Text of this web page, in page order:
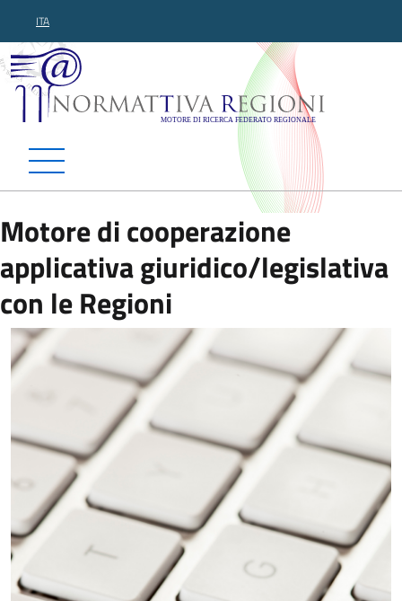
ITA
Normattiva Regioni -
Motore di cooperazione
applicativa giuridico/legislativa
con le Regioni